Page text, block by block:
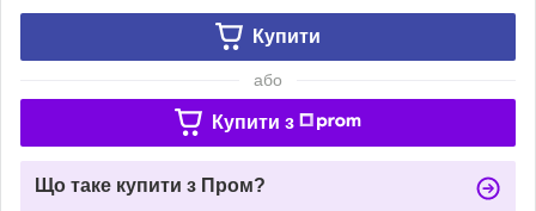
Купити
або
Купити з
Що таке купити з Пром?